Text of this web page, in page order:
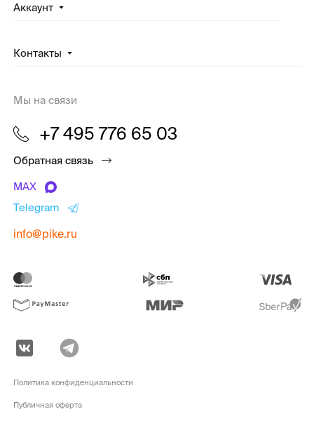
Аккаунт
Контакты
Мы на связи
+7 495 776 65 03
Обратная связь
MAX
Telegram
info@pike.ru
Политика конфиденциальности
Публичная оферта